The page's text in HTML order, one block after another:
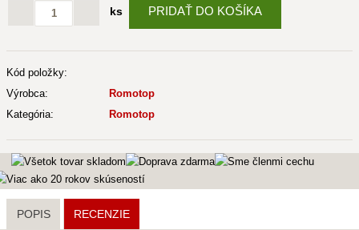
ks PRIDAŤ DO KOŠÍKA
Kód položky:
Výrobca:
Romotop
Kategória:
Romotop
POPIS RECENZIE